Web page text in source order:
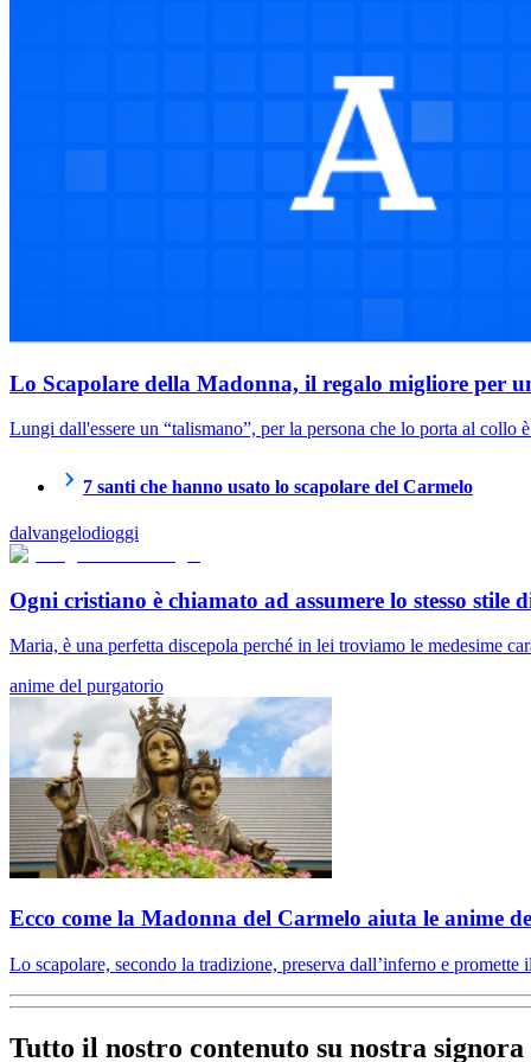
Lo Scapolare della Madonna, il regalo migliore per
Lungi dall'essere un “talismano”, per la persona che lo porta al
7 santi che hanno usato lo scapolare del Carmelo
dalvangelodioggi
Ogni cristiano è chiamato ad assumere lo stesso stile
Maria, è una perfetta discepola perché in lei troviamo le medesime
anime del purgatorio
Ecco come la Madonna del Carmelo aiuta le anime
Lo scapolare, secondo la tradizione, preserva dall’inferno e
Tutto il nostro contenuto su nostra